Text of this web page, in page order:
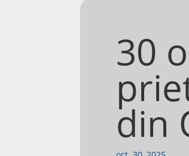
30
din